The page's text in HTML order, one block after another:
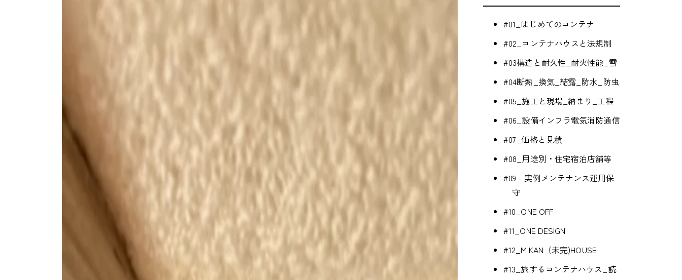
#01_はじめてのコンテナ
#02_コンテナハウスと法規制
#03構造と耐久性_耐火性能_雪
#04断熱_換気_結露_防水_防虫
#05_施工と現場_納まり_工程
#06_設備インフラ電気消防通信
#07_価格と見積
#08_用途別・住宅宿泊店舗等
#09＿実例メンテナンス運用保
守
#10_ONE OFF
#11_ONE DESIGN
#12_MIKAN（未完)HOUSE
#13_旅するコンテナハウス_読